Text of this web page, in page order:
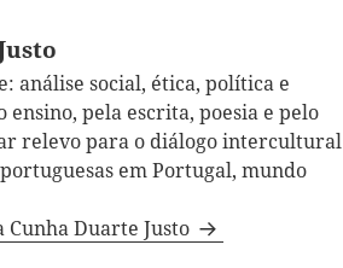
análise social, ética, política e
pela escrita, poesia e pelo
relevo para o diálogo intercultural
em Portugal, mundo
Cunha Duarte Justo